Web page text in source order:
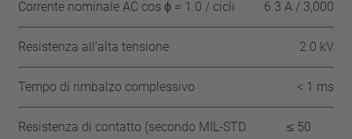
Corrente nominale AC cos ϕ = 1.0 / cicli 6.3 A / 3,000
Resistenza all‘alta tensione 2.0 kV
Tempo di rimbalzo complessivo < 1 ms
Resistenza di contatto (secondo MIL-STD. ≤ 50